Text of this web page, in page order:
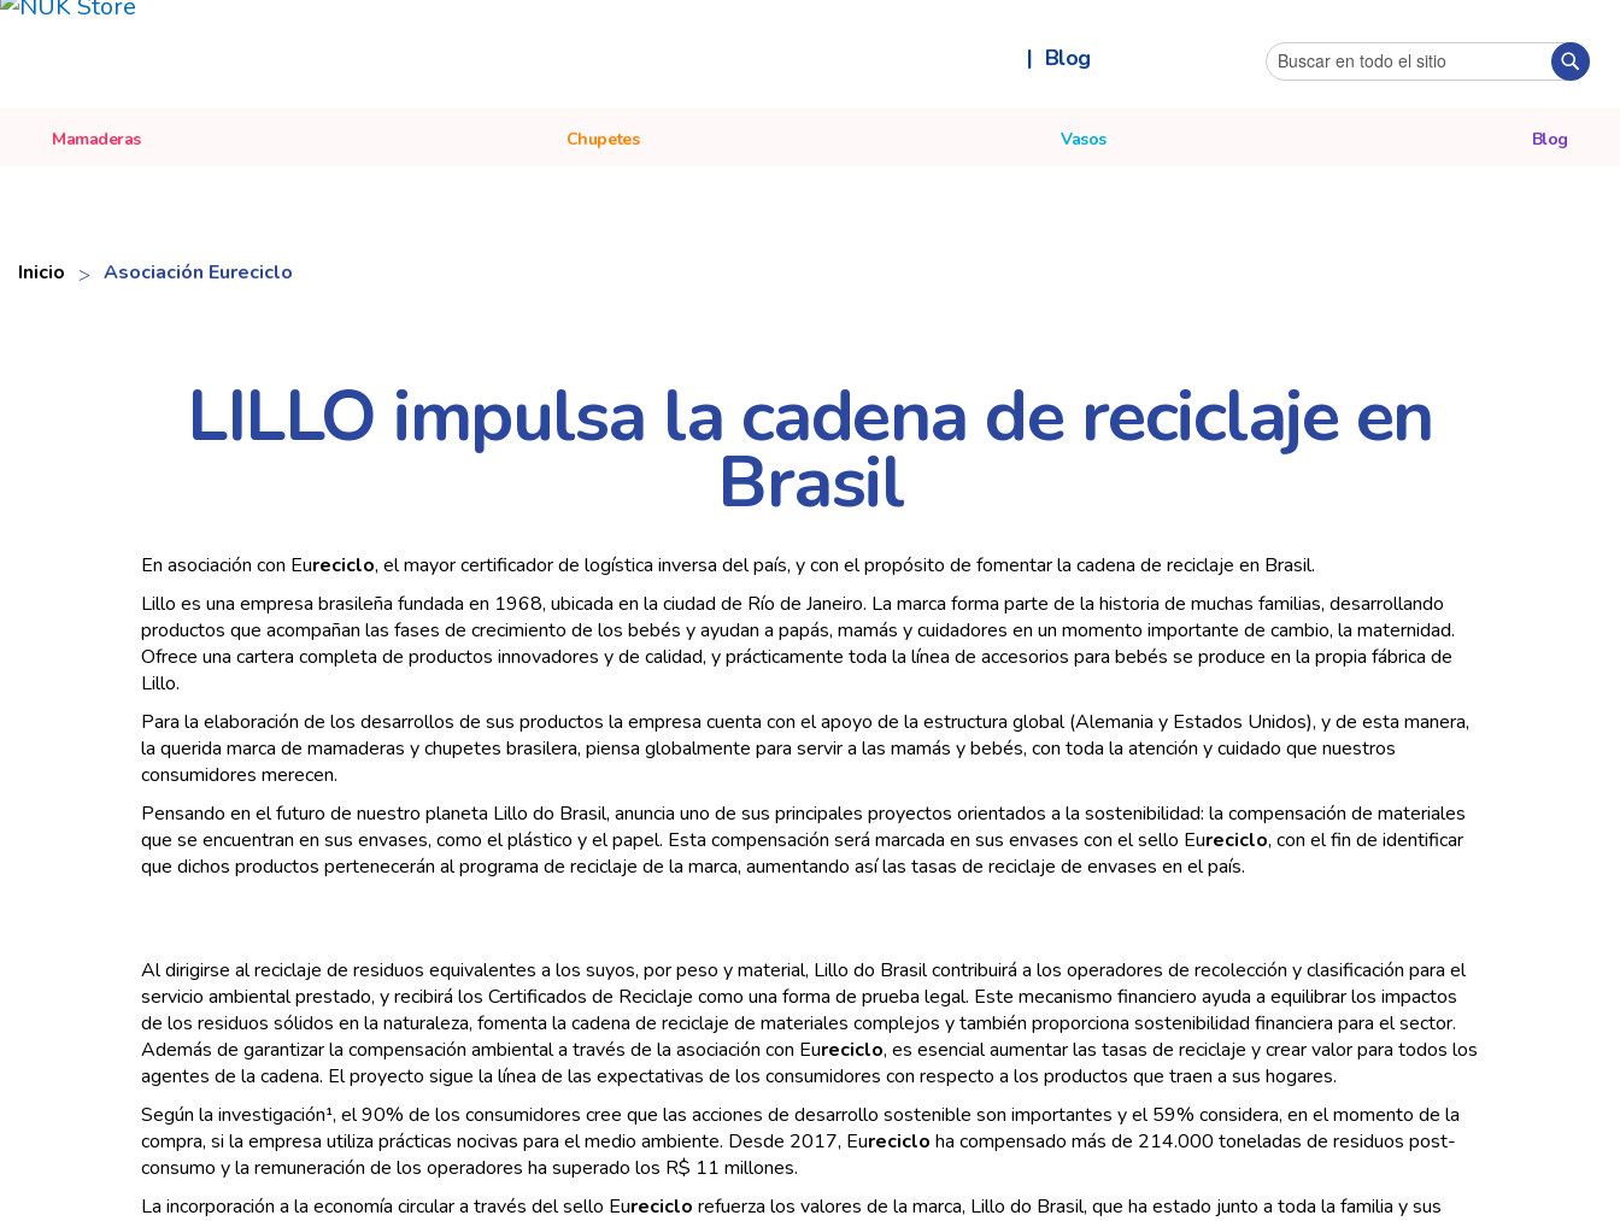
| Blog
Search
Mamaderas Chupetes Vasos Blog
Inicio Asociación Eureciclo
LILLO impulsa la cadena de reciclaje en
Brasil
En asociación con Eureciclo, el mayor certificador de logística inversa del país, y con el propósito de fomentar la cadena de reciclaje en Brasil.
Lillo es una empresa brasileña fundada en 1968, ubicada en la ciudad de Río de Janeiro. La marca forma parte de la historia de muchas familias, desarrollando
productos que acompañan las fases de crecimiento de los bebés y ayudan a papás, mamás y cuidadores en un momento importante de cambio, la maternidad.
Ofrece una cartera completa de productos innovadores y de calidad, y prácticamente toda la línea de accesorios para bebés se produce en la propia fábrica de
Lillo.
Para la elaboración de los desarrollos de sus productos la empresa cuenta con el apoyo de la estructura global (Alemania y Estados Unidos), y de esta manera,
la querida marca de mamaderas y chupetes brasilera, piensa globalmente para servir a las mamás y bebés, con toda la atención y cuidado que nuestros
consumidores merecen.
Pensando en el futuro de nuestro planeta Lillo do Brasil, anuncia uno de sus principales proyectos orientados a la sostenibilidad: la compensación de materiales
que se encuentran en sus envases, como el plástico y el papel. Esta compensación será marcada en sus envases con el sello Eureciclo, con el fin de identificar
que dichos productos pertenecerán al programa de reciclaje de la marca, aumentando así las tasas de reciclaje de envases en el país.
Al dirigirse al reciclaje de residuos equivalentes a los suyos, por peso y material, Lillo do Brasil contribuirá a los operadores de recolección y clasificación para el
servicio ambiental prestado, y recibirá los Certificados de Reciclaje como una forma de prueba legal. Este mecanismo financiero ayuda a equilibrar los impactos
de los residuos sólidos en la naturaleza, fomenta la cadena de reciclaje de materiales complejos y también proporciona sostenibilidad financiera para el sector.
Además de garantizar la compensación ambiental a través de la asociación con Eureciclo, es esencial aumentar las tasas de reciclaje y crear valor para todos los
agentes de la cadena. El proyecto sigue la línea de las expectativas de los consumidores con respecto a los productos que traen a sus hogares.
Según la investigación¹, el 90% de los consumidores cree que las acciones de desarrollo sostenible son importantes y el 59% considera, en el momento de la
compra, si la empresa utiliza prácticas nocivas para el medio ambiente. Desde 2017, Eureciclo ha compensado más de 214.000 toneladas de residuos post-
consumo y la remuneración de los operadores ha superado los R$ 11 millones.
La incorporación a la economía circular a través del sello Eureciclo refuerza los valores de la marca, Lillo do Brasil, que ha estado junto a toda la familia y sus